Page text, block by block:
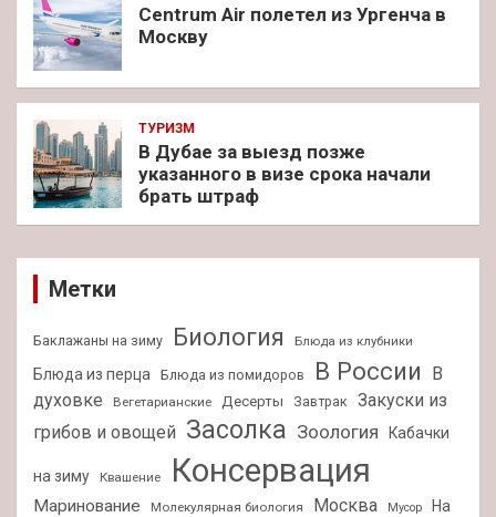
Centrum Air полетел из Ургенча в
Москву
ТУРИЗМ
В Дубае за выезд позже
указанного в визе срока начали
брать штраф
Метки
Баклажаны на зиму Биология Блюда из клубники
Блюда из перца Блюда из помидоров В России
В
духовке
Вегетарианские Десерты Завтрак
Закуски из
грибов и овощей Засолка Зоология Кабачки
на зиму Квашение Консервация
Маринование Молекулярная биология Москва Мусор
На